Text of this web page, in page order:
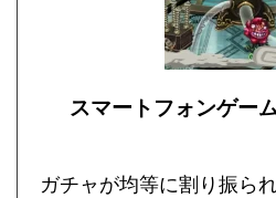
スマートフォンゲー
ガチャが均等に割り振ら